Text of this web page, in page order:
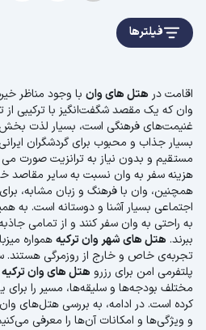
فیلترها
اقامت در هتل های وان با وجود مناظر
وان که یک مقصد شگفت‌انگیز با ترکیبی از
غنیمت‌های فرهنگی است، بسیار لذت
بسیار جذاب و محبوب برای گردشگران
مستقیم و بدون نیاز به ترانزیت صورت
هزینه سفر به وان نسبت به سایر مقاصد
همچنین، وان با فرهنگ و زبان مشابه،
اجتماعی بسیار آشنا و دوستانه است. به
به راحتی به وان سفر کنند و از تمامی
ببرند. هتل های شهر وان ترکیههمواره
تجربه‌ی خاص و خارج از روزمرگی هستند.
پلتفرمی امن برای رزرو هتل های وان
مختلف بودجه‌ها و سلیقه‌ها، مسیر را برای
کرده است. در ادامه، به بررسی هتل‌های
و ویژگی‌ها و امکانات آن‌ها را معرفی